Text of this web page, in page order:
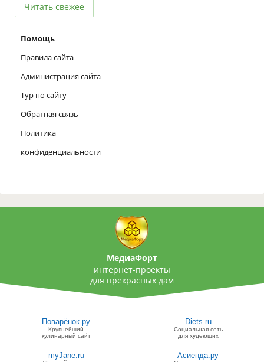
Читать свежее
Помощь
Правила сайта
Администрация сайта
Тур по сайту
Обратная связь
Политика
конфиденциальности
МедиаФорт
интернет-проекты
для прекрасных дам
Поварёнок.ру
Крупнейший
кулинарный сайт
Diets.ru
Социальная сеть
для худеющих
myJane.ru Асиенда.ру